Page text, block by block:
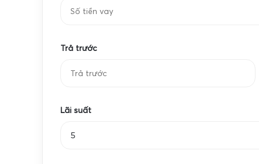
Trả trước
Lãi suất